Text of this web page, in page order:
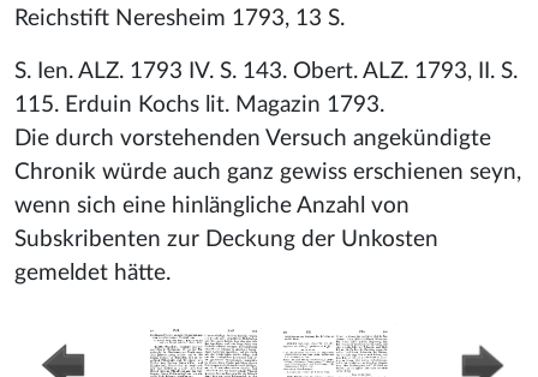
Reichstift Neresheim 1793, 13 S.
S. Ien. ALZ. 1793 IV. S. 143. Obert. ALZ. 1793, II. S.
115. Erduin Kochs lit. Magazin 1793.
Die durch vorstehenden Versuch angekündigte
Chronik würde auch ganz gewiss erschienen seyn,
wenn sich eine hinlängliche Anzahl von
Subskribenten zur Deckung der Unkosten
gemeldet hätte.